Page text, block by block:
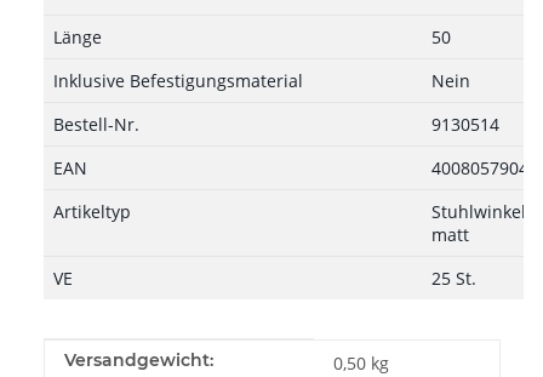
Länge
50
Inklusive Befestigungsmaterial
Nein
Bestell-Nr.
9130514
EAN
Artikeltyp
Stuhlwinkel,
matt
VE
25 St.
Produkteigenschaft
Wert
Versandgewicht: 0,50 kg